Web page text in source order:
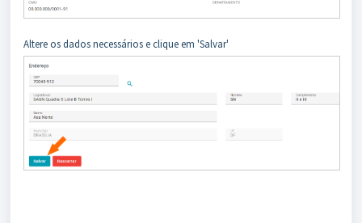
Altere os dados necessários e clique em 'Salvar'